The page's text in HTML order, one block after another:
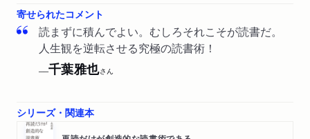
寄せられたコメント
読まずに積んでよい。むしろそれこそが読書だ。
人生観を逆転させる究極の読書術！
──千葉雅也さん
シリーズ・関連本